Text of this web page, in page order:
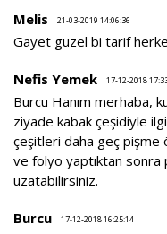
Melis 21-03-2019 14:06:36
Gayet guzel bi tarif
Nefis Yemek 17-12-2018
Burcu Hanım merhaba,
ziyade kabak çeşidiyle
çeşitleri daha geç pişme
ve folyo yaptıktan sonra
uzatabilirsiniz.
Burcu 17-12-2018 16:25:14